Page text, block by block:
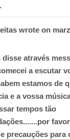
wrote on
disse através
a escutar
estamos de
e a vossa
tempos tão
precauções para